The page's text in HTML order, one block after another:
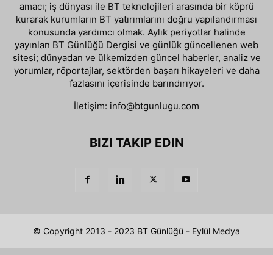
amacı; iş dünyası ile BT teknolojileri arasında bir köprü
kurarak kurumların BT yatırımlarını doğru yapılandırması
konusunda yardımcı olmak. Aylık periyotlar halinde
yayınlan BT Günlüğü Dergisi ve günlük güncellenen web
sitesi; dünyadan ve ülkemizden güncel haberler, analiz ve
yorumlar, röportajlar, sektörden başarı hikayeleri ve daha
fazlasını içerisinde barındırıyor.
İletişim: info@btgunlugu.com
BIZI TAKIP EDIN
© Copyright 2013 - 2023 BT Günlüğü - Eylül Medya